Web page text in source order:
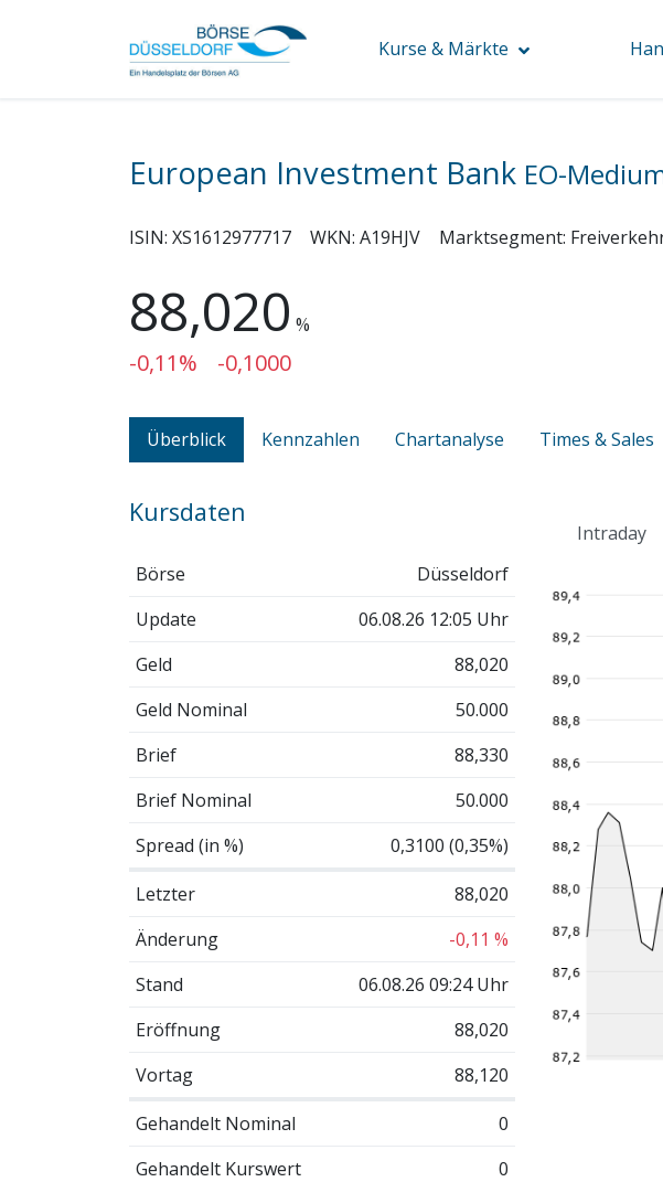
Kurse & Märkte
European Investment Bank EO-
ISIN: XS1612977717 WKN: A19HJV Marktsegment:
88,020 %
-0,11% -0,1000
Überblick Kennzahlen Chartanalyse Times & Sales
Kursdaten
Börse
Düsseldorf
Update
06.08.26 12:05 Uhr
Geld
88,020
Geld Nominal
50.000
Brief
88,330
Brief Nominal
50.000
Spread (in %)
0,3100 (0,35%)
Letzter
88,020
Änderung
-0,11 %
Stand
06.08.26 09:24 Uhr
Eröffnung
88,020
Vortag
88,120
Gehandelt Nominal
0
Gehandelt Kurswert
0
Intraday